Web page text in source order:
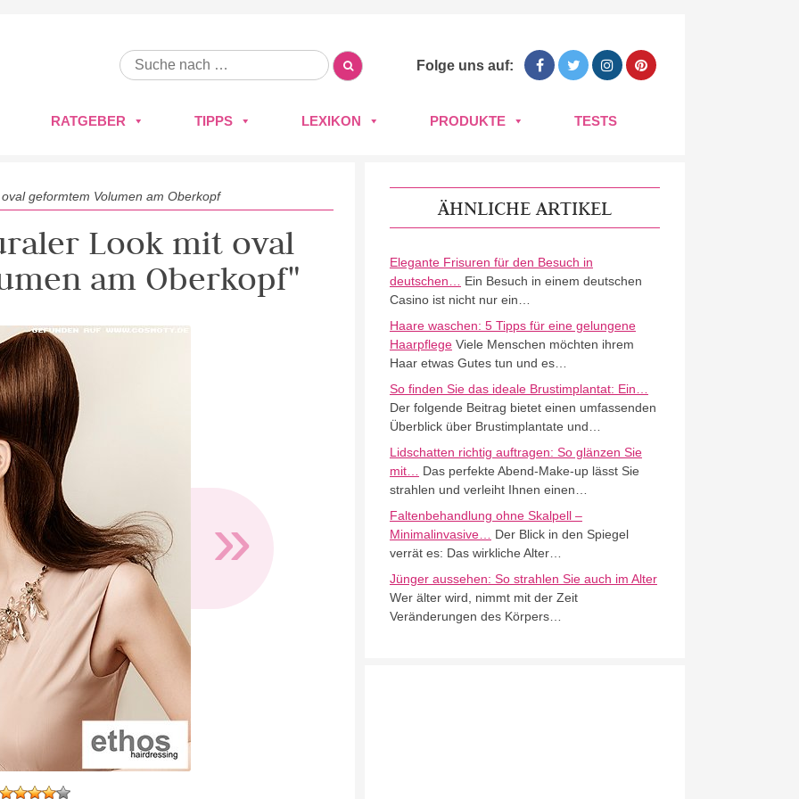
Folge uns auf:
RATGEBER TIPPS LEXIKON PRODUKTE TESTS
geformtem Volumen am Oberkopf
Look mit oval
am Oberkopf"
»
ÄHNLICHE ARTIKEL
Elegante Frisuren für den Besuch in
deutschen…
Ein Besuch in einem deutschen
Casino ist nicht nur ein…
Haare waschen: 5 Tipps für eine gelungene
HaarpflegeViele Menschen möchten ihrem
Haar etwas Gutes tun und es…
So finden Sie das ideale Brustimplantat: Ein…
Der folgende Beitrag bietet einen umfassenden
Überblick über Brustimplantate und…
Lidschatten richtig auftragen: So glänzen Sie
mit…
Das perfekte Abend-Make-up lässt Sie
strahlen und verleiht Ihnen einen…
Faltenbehandlung ohne Skalpell –
Minimalinvasive…
Der Blick in den Spiegel
verrät es: Das wirkliche Alter…
Jünger aussehen: So strahlen Sie auch im Alter
Wer älter wird, nimmt mit der Zeit
Veränderungen des Körpers…